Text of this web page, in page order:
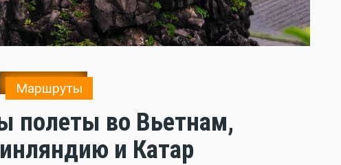
Маршруты
полеты во Вьетнам,
и Катар